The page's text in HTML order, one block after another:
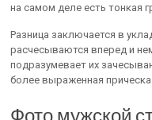
на самом деле есть тонкая
Разница заключается в
расчесываются вперед и
подразумевает их
более выраженная прическа.
Фото мужской